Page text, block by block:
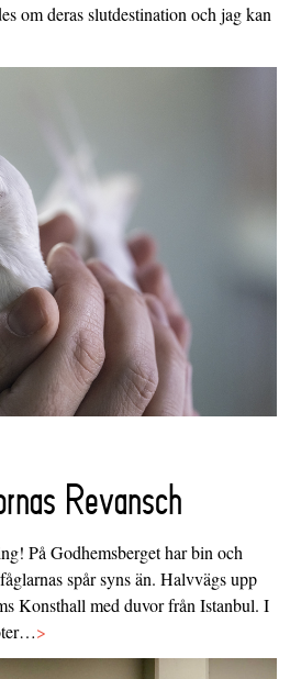
om deras slutdestination och jag kan
Revansch
På Godhemsberget har bin och
spår syns än. Halvvägs upp
Konsthall med duvor från Istanbul. I
>